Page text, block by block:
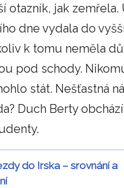
otazník, jak zemřela.
dne vydala do
k tomu neměla
pod schody.
stát. Nešťastná
Duch Berty
do Irska – srovnání a